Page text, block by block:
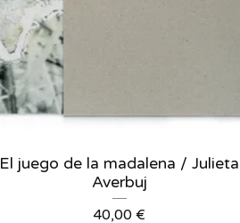
El juego de la madalena / Julieta
Averbuj
40,00€